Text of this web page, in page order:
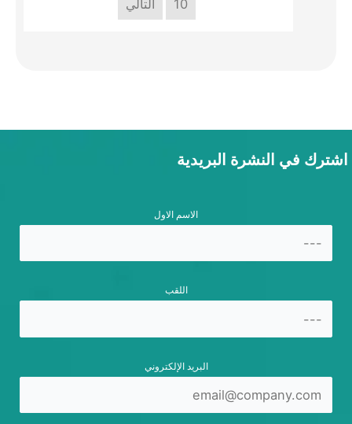
10 التالي
اشترك في النشرة البريدية
الاسم الاول
اللقب
البريد الإلكتروني